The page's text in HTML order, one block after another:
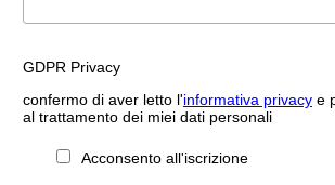
GDPR Privacy
confermo di aver letto l'informativa privacye
al trattamento dei miei dati personali
Acconsento all'iscrizione